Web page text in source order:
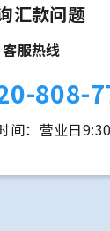
汇款问题
客服热线
808-
间：营业日